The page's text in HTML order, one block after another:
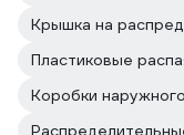
Крышка на
Пластиковые
Коробки